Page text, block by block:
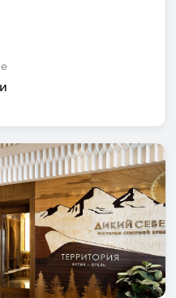
без сложностей
маршруты, находи
жильё в одном